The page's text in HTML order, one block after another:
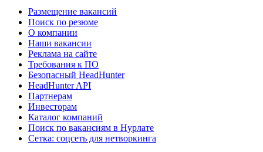
Размещение вакансий
Поиск по резюме
О компании
Наши вакансии
Реклама на сайте
Требования к ПО
Безопасный HeadHunter
HeadHunter API
Партнерам
Инвесторам
Каталог компаний
Поиск по вакансиям в Нурлате
Сетка: соцсеть для нетворкинга